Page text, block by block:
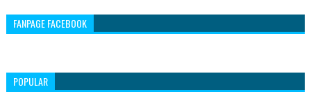
FANPAGE FACEBOOK
POPULAR